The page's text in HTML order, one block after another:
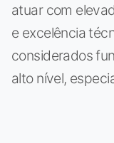
atuar com
e excelência
considerados
alto nível,